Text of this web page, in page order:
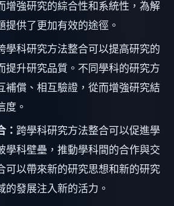
增強研究的綜合性和系統性，為解
提供了更加有效的途徑。
學科研究方法整合可以提高研究的
提升研究品質。不同學科的研究方
補償、相互驗證，從而增強研究結
度。
： 跨學科研究方法整合可以促進學
學科壁壘，推動學科間的合作與交
可以帶來新的研究思想和新的研究
的發展注入新的活力。